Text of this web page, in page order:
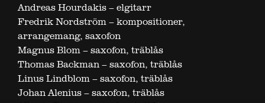
Andreas Hourdakis – elgitarr
Fredrik Nordström – kompositioner,
arrangemang, saxofon
Magnus Blom – saxofon, träblås
Thomas Backman – saxofon, träblås
Linus Lindblom – saxofon, träblås
Johan Alenius – saxofon, träblås